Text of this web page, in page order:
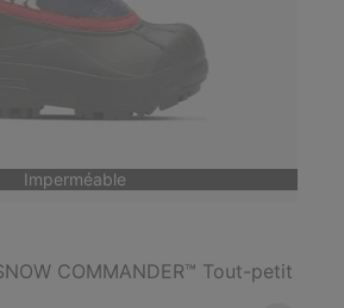
Imperméable
COMMANDER™ Tout-petit